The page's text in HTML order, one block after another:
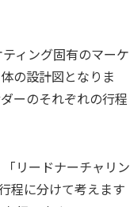
ィング固有のマーケ
の設計図となりま
ーのそれぞれの行程
リードナーチャリン
程に分けて考えます